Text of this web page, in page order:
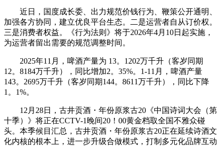
近日，国度成长委、出力规范价钱行为、鞭策公开通明、
加强各方协同，建立优良平台生态。二是运营者自从订价权。
三是消费者权益。《行为法则》将于2026年4月10日起实施，
为运营者留出需要的规范调整时间。
2025年11月，啤酒产量为 13。1202万千升（客岁同期
12。8184万千升），同比增加2。35%。1-11月，啤酒产量
143。2695万千升（客岁同期144。8611万千升），同比下降
1。1%。
12月28日，古井贡酒・年份原浆古20《中国诗词大会（第
十季）》将正在CCTV-1晚间20！00黄金档取全国不雅众碰
头。本季候目汇总，古井贡酒・年份原浆古20正在延续诗酒文
化内核的根本上，进一步升级合做模式，打制多元化品牌互动